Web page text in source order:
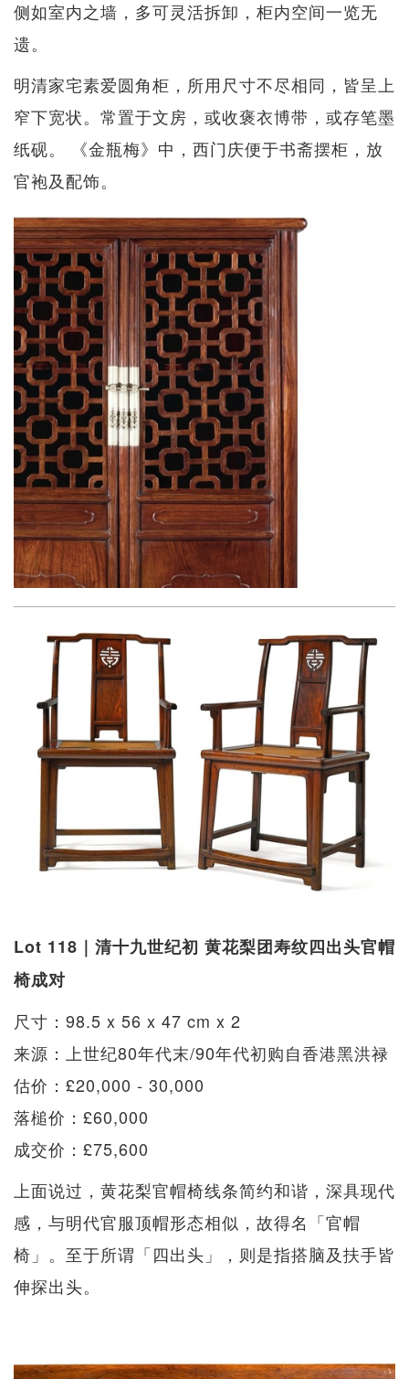
侧如室内之墙，多可灵活拆卸，柜内空间一览无
遗。
明清家宅素爱圆角柜，所用尺寸不尽相同，皆呈上
窄下宽状。常置于文房，或收褒衣博带，或存笔墨
纸砚。 《金瓶梅》中，西门庆便于书斋摆柜，放
官袍及配饰。
Lot 118｜清十九世纪初 黄花梨团寿纹四出头官帽
椅成对
尺寸：98.5 x 56 x 47 cm x 2
来源：上世纪80年代末/90年代初购自香港黑洪禄
估价：£20,000 - 30,000
落槌价：£60,000
成交价：£75,600
上面说过，黄花梨官帽椅线条简约和谐，深具现代
感，与明代官服顶帽形态相似，故得名「官帽
椅」。至于所谓「四出头」，则是指搭脑及扶手皆
伸探出头。